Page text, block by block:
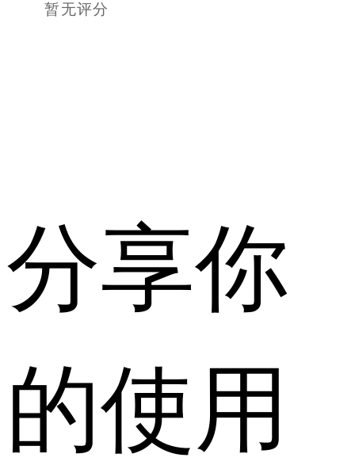
暂无评分
分享你
的使用